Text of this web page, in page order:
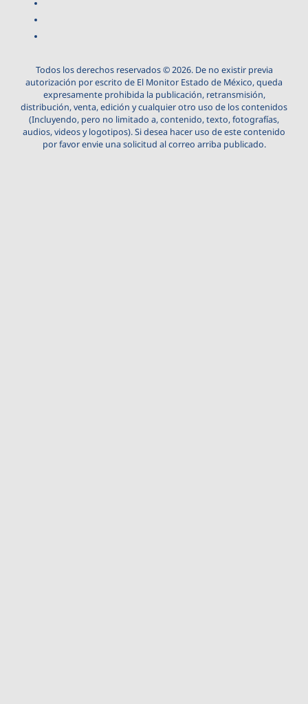
Todos los derechos reservados © 2026. De no existir previa
autorización por escrito de El Monitor Estado de México, queda
expresamente prohibida la publicación, retransmisión,
distribución, venta, edición y cualquier otro uso de los contenidos
(Incluyendo, pero no limitado a, contenido, texto, fotografías,
audios, videos y logotipos). Si desea hacer uso de este contenido
por favor envie una solicitud al correo arriba publicado.